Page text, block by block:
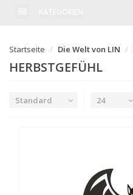
Startseite Die Welt von LIN
HERBSTGEFÜHL
Standard 24